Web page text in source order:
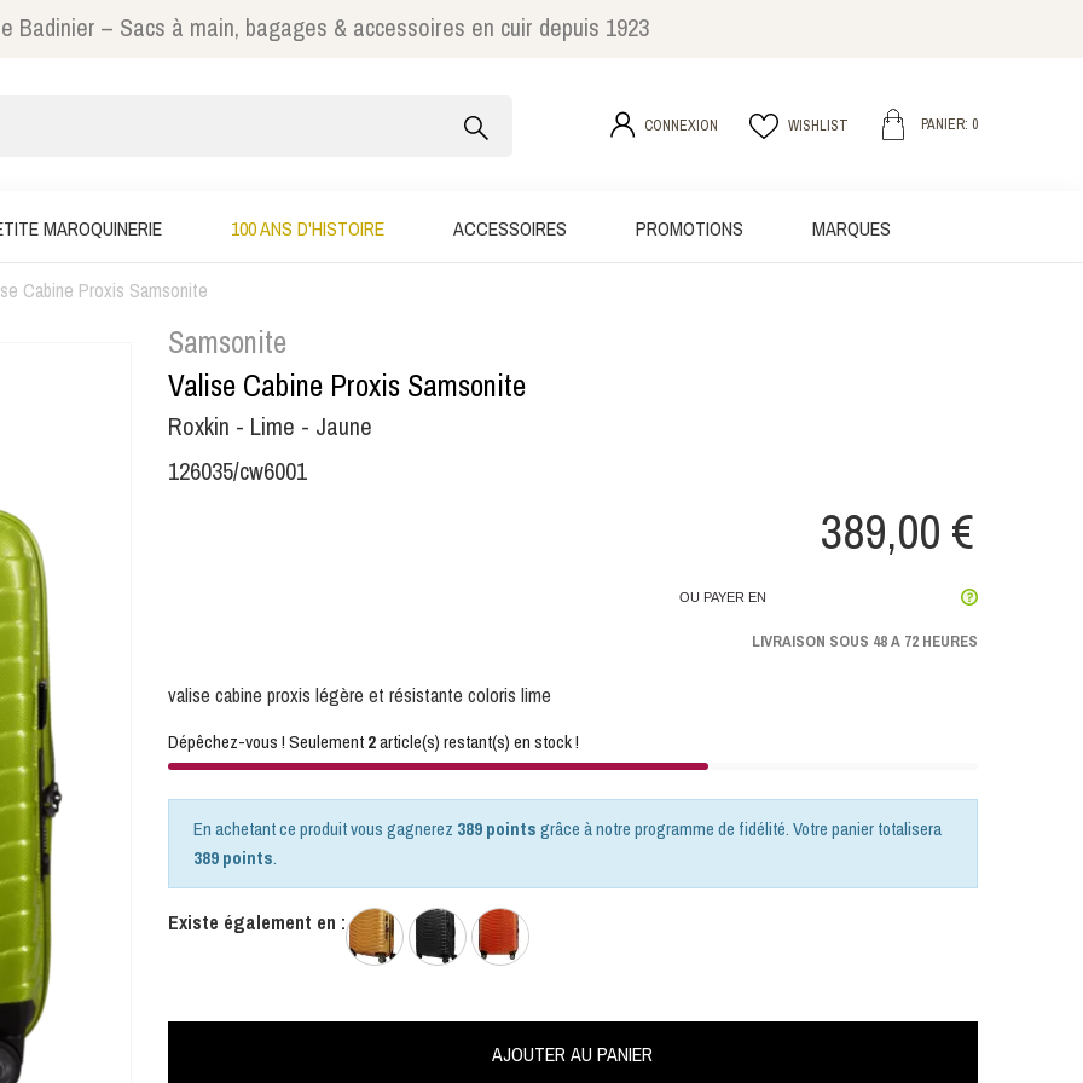
Badinier – Sacs à main, bagages & accessoires en cuir depuis 1923
CONNEXION WISHLIST PANIER: 0
MAROQUINERIE 100 ANS D'HISTOIRE ACCESSOIRES PROMOTIONS MARQUES
Cabine Proxis Samsonite
Samsonite
Valise Cabine Proxis Samsonite
Roxkin - Lime - Jaune
126035/cw6001
389,00 €
OU PAYER EN
LIVRAISON SOUS 48 A 72 HEURES
valise cabine proxis légère et résistante coloris lime
Dépêchez-vous ! Seulement2article(s) restant(s) en stock !
En achetant ce produit vous gagnerez 389 pointsgrâce à notre programme de fidélité. Votre panier totalisera
389 points.
Existe également en :
AJOUTER AU PANIER